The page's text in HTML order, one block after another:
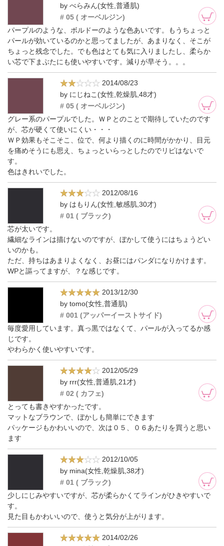
by べらみん(女性,普通肌)
# 05 ( オーベルジン)
パープルのような、ボルドーのような色あいです。もうちょっと
パールが効いているのかと思ってましたが、あまりなく、そこが
ちょっと残念でした。でも色はとても気に入りましたし、柔らか
い芯で下まぶたにも使いやすいです。減りが早そう。。。
2014/08/23
by にじねこ(女性,乾燥肌,48才)
# 05 ( オーベルジン)
グレー系のパープルでした。ＷＰとのことで期待していたのです
が、芯が硬くて使いにくい・・・
ＷＰ効果もそこそこ、位で、何より描くのに時間がかかり、目元
を痛めそうにも思え、ちょっといらっとしたのでリピはないで
す。
色はきれいでした。
2012/08/16
by はもりん(女性,敏感肌,30才)
# 01 ( ブラック)
芯が太いです。
繊細なラインは描けないのですが、ぼかして使うにはちょうどい
いのかも。
ただ、持ちはあまりよくなく、お昼にはパンダになりかけます。
WPと謳ってますが、？な感じです。
2013/12/30
by tomo(女性,普通肌)
# 001 (アッパーイーストサイド)
毎度愛用しています。真っ黒ではなくて、パールが入ってるか感
じです。
やわらかく使いやすいです。
2012/05/29
by rrr(女性,普通肌,21才)
# 02 ( カフェ)
とっても書きやすかったです。
マットなブラウンで、ぼかしも簡単にできます
パッケージもかわいいので、次は０５、０６あたりを買うと思い
ます
2012/10/05
by mina(女性,乾燥肌,38才)
# 01 ( ブラック)
少しにじみやすいですが、芯が柔らかくてラインがひきやすいで
す。
見た目もかわいいので、使うと気分が上がります。
2014/02/26